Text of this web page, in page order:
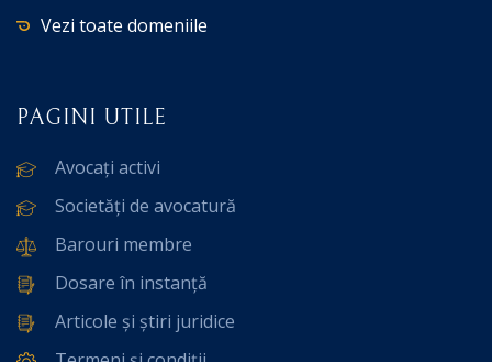
Vezi toate domeniile
PAGINI UTILE
Avocați activi
Societăți de avocatură
Barouri membre
Dosare în instanță
Articole și știri juridice